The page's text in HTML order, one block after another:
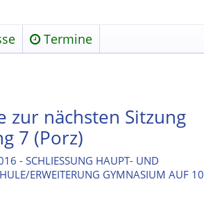
Termine
zur nächsten Sitzung
7 (Porz)
- SCHLIESSUNG HAUPT- UND
ERWEITERUNG GYMNASIUM AUF 10